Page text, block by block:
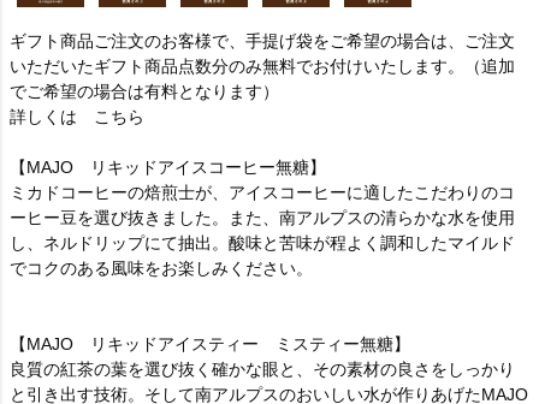
ギフト商品ご注文のお客様で、手提げ袋をご希望の場合は、ご注文
いただいたギフト商品点数分のみ無料でお付けいたします。（追加
でご希望の場合は有料となります）
詳しくは
こちら
【MAJO リキッドアイスコーヒー無糖】
ミカドコーヒーの焙煎士が、アイスコーヒーに適したこだわりのコ
ーヒー豆を選び抜きました。また、南アルプスの清らかな水を使用
し、ネルドリップにて抽出。酸味と苦味が程よく調和したマイルド
でコクのある風味をお楽しみください。
【MAJO リキッドアイスティー ミスティー無糖】
良質の紅茶の葉を選び抜く確かな眼と、その素材の良さをしっかり
と引き出す技術。そして南アルプスのおいしい水が作りあげたMAJO